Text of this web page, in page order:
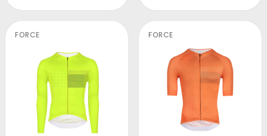
FORCE FORCE